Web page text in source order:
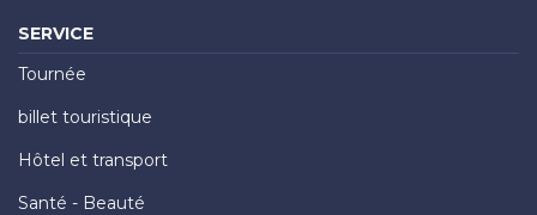
SERVICE
Tournée
billet touristique
Hôtel et transport
Santé - Beauté